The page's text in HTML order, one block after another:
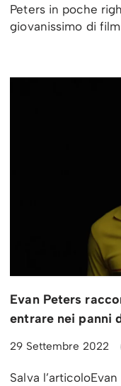
Peters in poche
giovanissimo di
Evan Peters
entrare nei panni
29 Settembre 2022
Salva